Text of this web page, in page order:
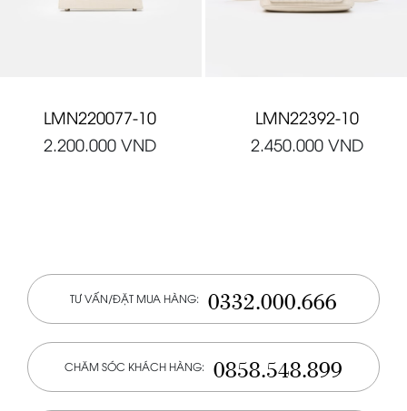
LMN220077-10
2.200.000 VND
LMN22392-10
2.450.000 VND
TƯ VẤN/ĐẶT MUA HÀNG: 0332.000.666
CHĂM SÓC KHÁCH HÀNG: 0858.548.899